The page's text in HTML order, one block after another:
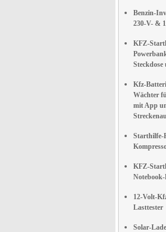
Benzin-
230-V- &
KFZ-
Kfz-
Wächter
mit App
Starthilfe-
KFZ-
12-Volt-
Lasttester
Solar-